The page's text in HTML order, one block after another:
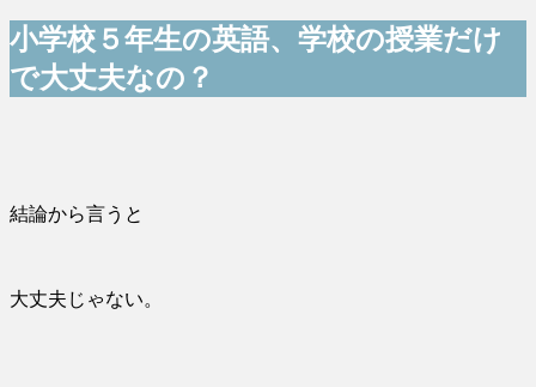
小学校５年生の英語、学校の授業だけ
で大丈夫なの？
結論から言うと
大丈夫じゃない。